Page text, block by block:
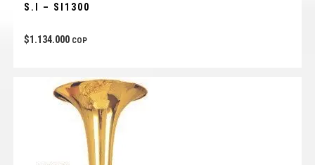
S.I – SI1300
$1.134.000 COP